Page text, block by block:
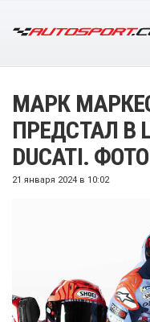
МАРК
ПРЕДСТАЛ В
DUCATI. ФОТО
21 января 2024 в 10:02